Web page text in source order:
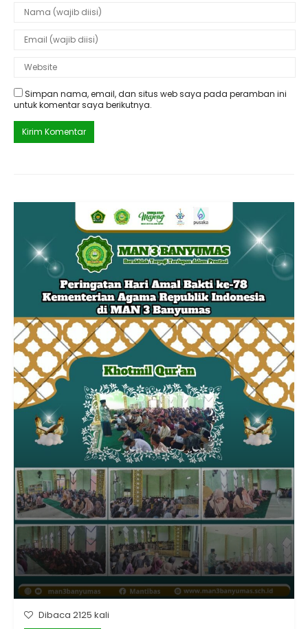
Simpan nama, email, dan situs web saya pada peramban ini
untuk komentar saya berikutnya.
Dibaca 2125 kali